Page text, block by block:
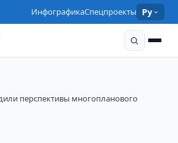
ИнфографикаСпецпроекты Ру
перспективы многопланового